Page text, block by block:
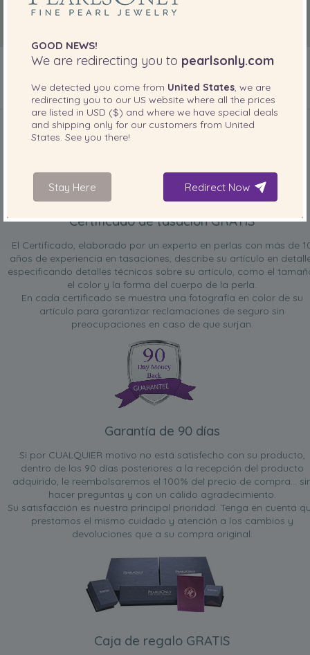
INCLUIDO CON SU PRODUCTO
Certificado de tasación GRATIS
El Certificado, elaborado por un experto en perlas con más de
años de experiencia en tasaciones, describe su artículo en
especificando detalles técnicos sobre su artículo, como el
el color y la forma del cuerpo de la perla.
En cada certificado se muestra una fotografía en color de su
artículo para garantizar reclamaciones de seguro sin
preocupaciones en caso de que surjan.
Garantía de 90 días
Si por CUALQUIER motivo no está satisfecho con su producto,
dentro de los 90 días posteriores a la recepción del producto
adquirido, le reembolsaremos el 100% del precio de compra...
hacer preguntas y con un cálido agradecimiento.
Su satisfacción es nuestra principal prioridad. Tenga en cuenta
prestamos el mismo cuidado y atención a los cambios y
devoluciones que a su compra original.
Caja de regalo GRATIS
GOOD NEWS!
We are redirecting you to pearlsonly.com
We detected you come from United States, we are
redirecting you to our US website where all the prices
are listed in USD ($) and where we have special deals
and shipping only for our customers from United
States. See you there!
Stay Here Redirect Now